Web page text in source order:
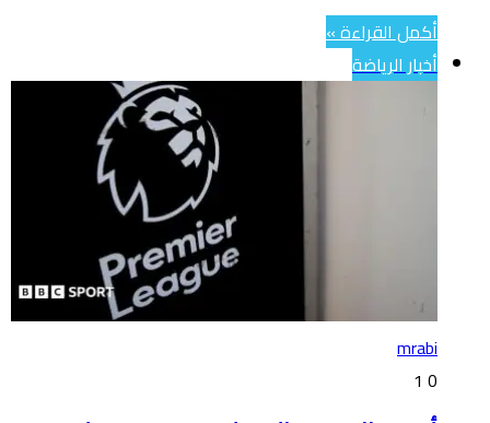
أكمل القراءة »
أخبار الرياضة
mrabi
0